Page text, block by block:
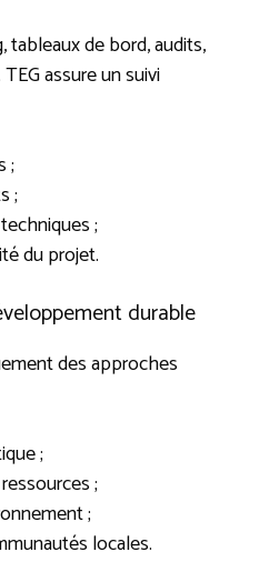
tableaux de bord, audits,
assure un suivi
;
;
;
du projet.
durable
des approches
;
;
;
locales.